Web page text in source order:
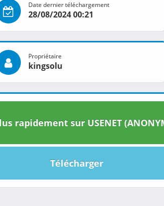
Date dernier téléchargement
28/08/2024 00:21
Propriétaire
kingsolu
rapidement sur USENET
Télécharger